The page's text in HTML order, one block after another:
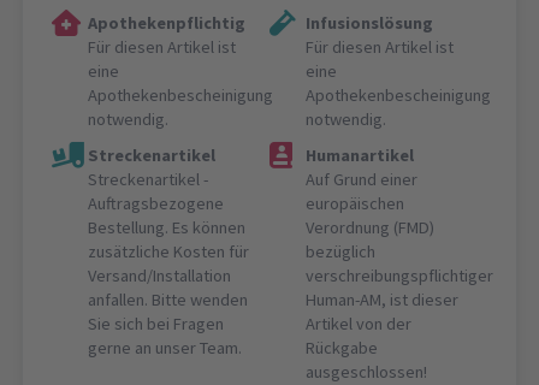
Apothekenpflichtig
Für diesen Artikel ist
eine
Apothekenbescheinigung
notwendig.
Infusionslösung
Für diesen Artikel ist
eine
Apothekenbescheinigung
notwendig.
Streckenartikel
Streckenartikel -
Auftragsbezogene
Bestellung. Es können
zusätzliche Kosten für
Versand/Installation
anfallen. Bitte wenden
Sie sich bei Fragen
gerne an unser Team.
Humanartikel
Auf Grund einer
europäischen
Verordnung (FMD)
bezüglich
verschreibungspflichtiger
Human-AM, ist dieser
Artikel von der
Rückgabe
ausgeschlossen!